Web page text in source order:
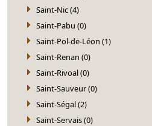
Saint-Nic (4)
Saint-Pabu (0)
Saint-Pol-de-Léon (1)
Saint-Renan (0)
Saint-Rivoal (0)
Saint-Sauveur (0)
Saint-Ségal (2)
Saint-Servais (0)